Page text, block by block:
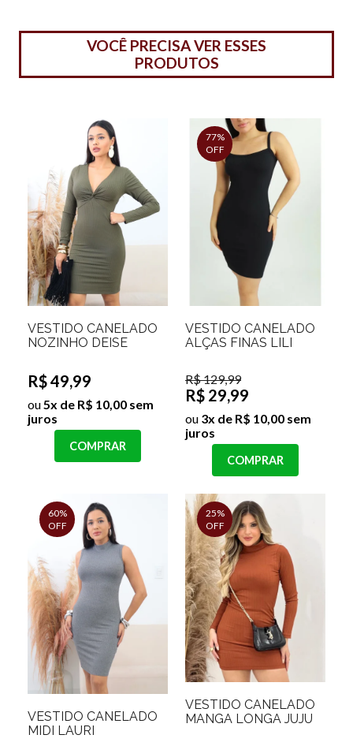
VOCÊ PRECISA VER ESSES
PRODUTOS
VESTIDO CANELADO
NOZINHO DEISE
R$ 49,99
ou5x de R$ 10,00 sem
juros
COMPRAR
77%
OFF
VESTIDO CANELADO
ALÇAS FINAS LILI
R$ 129,99
R$ 29,99
ou 3x de R$ 10,00 sem
juros
COMPRAR
60%
OFF
VESTIDO CANELADO
MIDI LAURI
25%
OFF
VESTIDO CANELADO
MANGA LONGA JUJU